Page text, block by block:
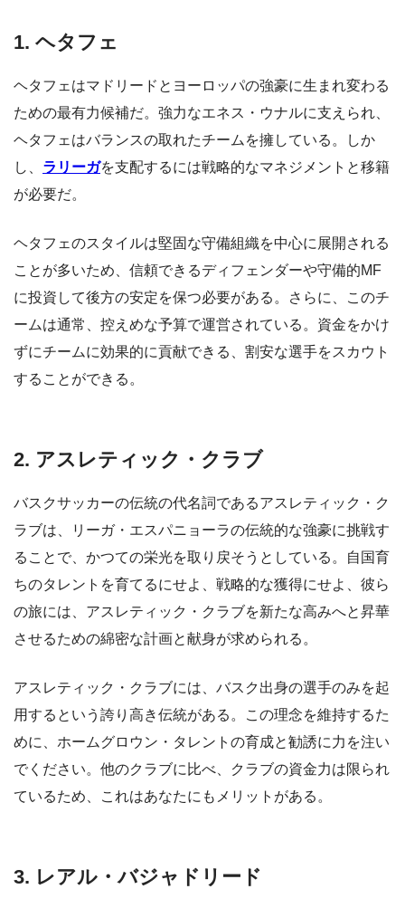
1. ヘタフェ
ヘタフェはマドリードとヨーロッパの強豪に生まれ変わる
ための最有力候補だ。強力なエネス・ウナルに支えられ、
ヘタフェはバランスの取れたチームを擁している。しか
し、 ラリーガを支配するには戦略的なマネジメントと移籍
が必要だ。
ヘタフェのスタイルは堅固な守備組織を中心に展開される
ことが多いため、信頼できるディフェンダーや守備的MF
に投資して後方の安定を保つ必要がある。さらに、このチ
ームは通常、控えめな予算で運営されている。資金をかけ
ずにチームに効果的に貢献できる、割安な選手をスカウト
することができる。
2. アスレティック・クラブ
バスクサッカーの伝統の代名詞であるアスレティック・ク
ラブは、リーガ・エスパニョーラの伝統的な強豪に挑戦す
ることで、かつての栄光を取り戻そうとしている。自国育
ちのタレントを育てるにせよ、戦略的な獲得にせよ、彼ら
の旅には、アスレティック・クラブを新たな高みへと昇華
させるための綿密な計画と献身が求められる。
アスレティック・クラブには、バスク出身の選手のみを起
用するという誇り高き伝統がある。この理念を維持するた
めに、ホームグロウン・タレントの育成と勧誘に力を注い
でください。他のクラブに比べ、クラブの資金力は限られ
ているため、これはあなたにもメリットがある。
3. レアル・バジャドリード